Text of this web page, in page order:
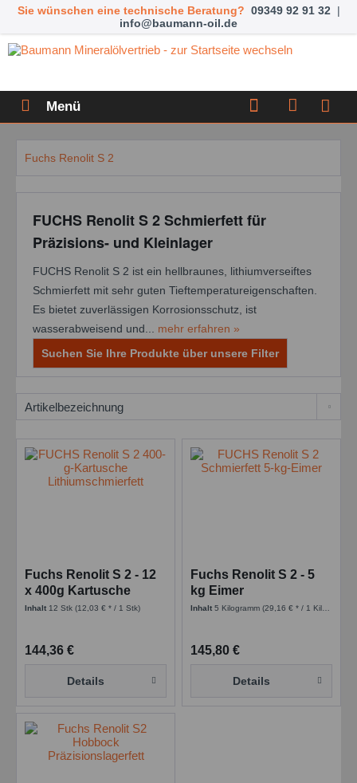
Sie wünschen eine technische Beratung? 09349 92 91 32 |
info@baumann-oil.de
Menü
Fuchs Renolit S 2
FUCHS Renolit S 2 Schmierfett für
Präzisions- und Kleinlager
FUCHS Renolit S 2 ist ein hellbraunes, lithiumverseiftes
Schmierfett mit sehr guten Tieftemperatureigenschaften.
Es bietet zuverlässigen Korrosionsschutz, ist
wasserabweisend und... mehr erfahren »
Suchen Sie Ihre Produkte über unsere Filter
Fuchs Renolit S 2 - 12
x 400g Kartusche
Inhalt 12 Stk(12,03 € * / 1 Stk)
144,36 €
Details
Fuchs Renolit S 2 - 5
kg Eimer
Inhalt5 Kilogramm(29,16 € * / 1 Kilogramm)
145,80 €
Details